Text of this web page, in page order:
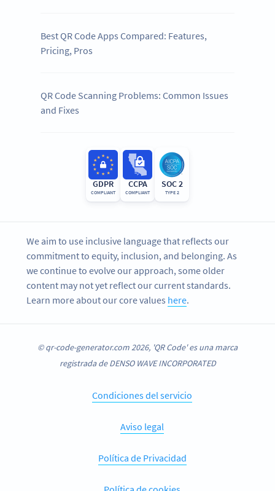
Best QR Code Apps Compared: Features,
Pricing, Pros
QR Code Scanning Problems: Common Issues
and Fixes
GDPR
COMPLIANT
CCPA
COMPLIANT
SOC 2
TYPE 2
We aim to use inclusive language that reflects our
commitment to equity, inclusion, and belonging. As
we continue to evolve our approach, some older
content may not yet reflect our current standards.
Learn more about our core values here.
© qr-code-generator.com 2026, 'QR Code' es una marca
registrada de DENSO WAVE INCORPORATED
Condiciones del servicio
Aviso legal
Política de Privacidad